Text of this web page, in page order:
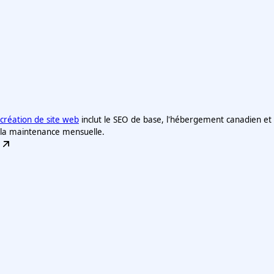
création de site web inclut le SEO de base, l'hébergement canadien et
la maintenance mensuelle.